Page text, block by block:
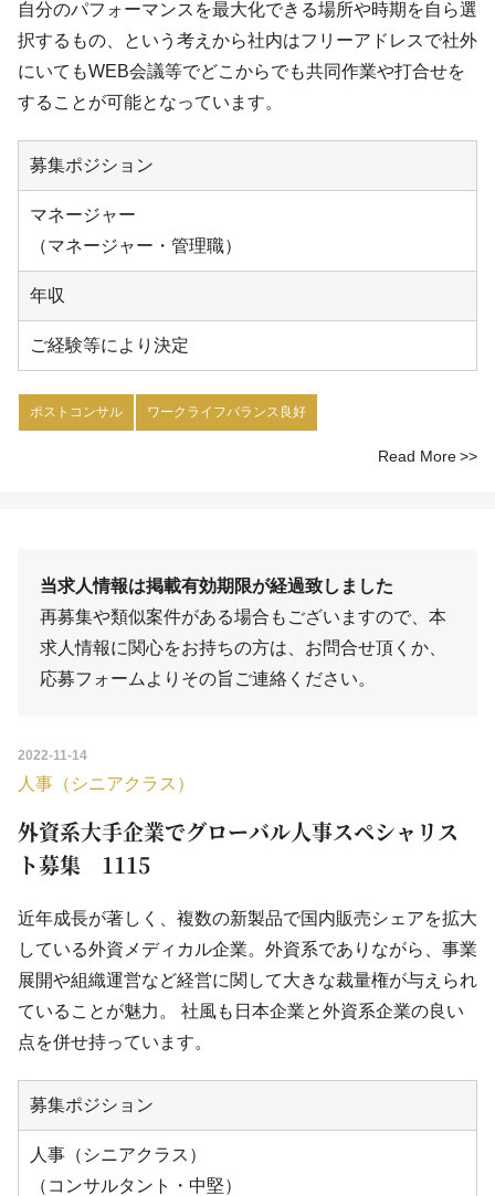
自分のパフォーマンスを最大化できる場所や時期を自ら選
択するもの、という考えから社内はフリーアドレスで社外
にいてもWEB会議等でどこからでも共同作業や打合せを
することが可能となっています。
募集ポジション
マネージャー
（マネージャー・管理職）
年収
ご経験等により決定
ポストコンサル ワークライフバランス良好
Read More
当求人情報は掲載有効期限が経過致しました
再募集や類似案件がある場合もございますので、本
求人情報に関心をお持ちの方は、 お問合せ頂くか、
応募フォーム よりその旨ご連絡ください。
2022-11-14
人事（シニアクラス）
外資系大手企業でグローバル人事スペシャリス
ト募集 1115
近年成長が著しく、複数の新製品で国内販売シェアを拡大
している外資メディカル企業。外資系でありながら、事業
展開や組織運営など経営に関して大きな裁量権が与えられ
ていることが魅力。 社風も日本企業と外資系企業の良い
点を併せ持っています。
募集ポジション
人事（シニアクラス）
（コンサルタント・中堅）